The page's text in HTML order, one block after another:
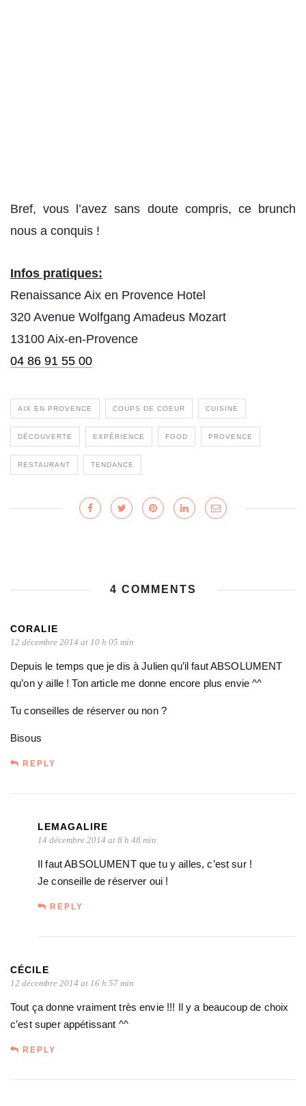
Bref, vous l’avez sans doute compris, ce brunch
nous a conquis !
Infos pratiques:
Renaissance Aix en Provence Hotel
320 Avenue Wolfgang Amadeus Mozart
13100 Aix-en-Provence
04 86 91 55 00
AIX EN PROVENCE COUPS DE COEUR CUISINE
DÉCOUVERTE EXPÉRIENCE FOOD PROVENCE
RESTAURANT TENDANCE
4 COMMENTS
CORALIE
12 décembre 2014 at 10 h 05 min
Depuis le temps que je dis à Julien qu’il faut ABSOLUMENT
qu’on y aille ! Ton article me donne encore plus envie ^^
Tu conseilles de réserver ou non ?
Bisous
REPLY
LEMAGALIRE
14 décembre 2014 at 8 h 48 min
Il faut ABSOLUMENT que tu y ailles, c’est sur !
Je conseille de réserver oui !
REPLY
CÉCILE
12 décembre 2014 at 16 h 57 min
Tout ça donne vraiment très envie !!! Il y a beaucoup de choix
c’est super appétissant ^^
REPLY